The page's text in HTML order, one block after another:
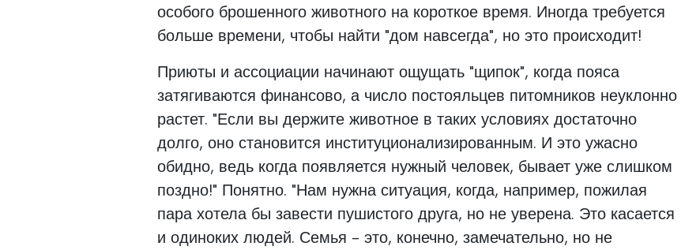
особого брошенного животного на короткое время. Иногда требуется
больше времени, чтобы найти "дом навсегда", но это происходит!
Приюты и ассоциации начинают ощущать "щипок", когда пояса
затягиваются финансово, а число постояльцев питомников неуклонно
растет. "Если вы держите животное в таких условиях достаточно
долго, оно становится институционализированным. И это ужасно
обидно, ведь когда появляется нужный человек, бывает уже слишком
поздно!" Понятно. "Нам нужна ситуация, когда, например, пожилая
пара хотела бы завести пушистого друга, но не уверена. Это касается
и одиноких людей. Семья - это, конечно, замечательно, но не